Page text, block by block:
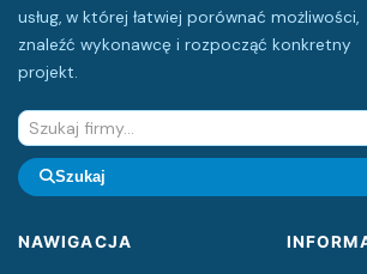
usług, w której łatwiej porównać możliwości,
znaleźć wykonawcę i rozpocząć konkretny
projekt.
Szukaj
NAWIGACJA